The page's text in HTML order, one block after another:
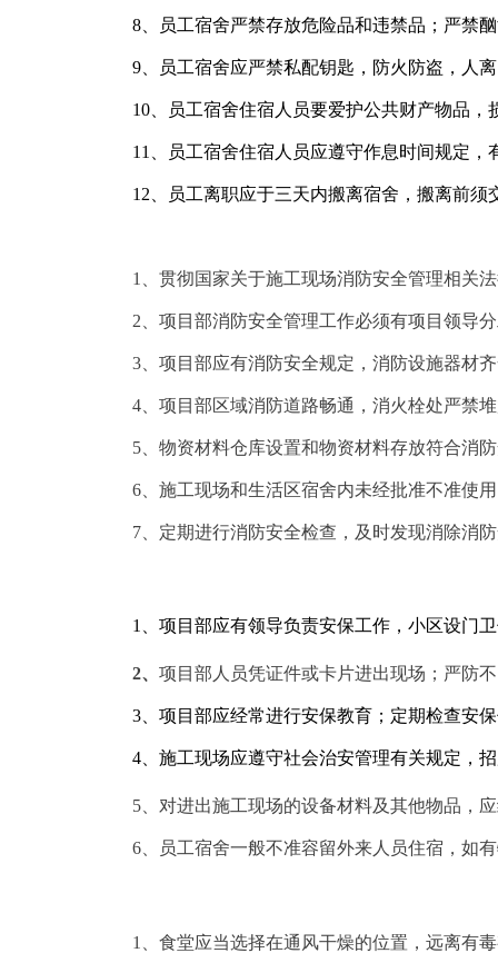
8、员工宿舍严禁存放危险品和违禁品； 严禁
9、员工宿舍应严禁私配钥匙， 防火防盗， 人
10、员工宿舍住宿人员要爱护公共财产物品 ，
11、员工宿舍住宿人员应遵守作息时间规定，
12、员工离职应于三天内搬离宿舍，搬离前须
1、贯彻国家关于施工现场消防安全管理相关
2、项目部消防安全管理工作必须有项目领导
3、项目部应有消防安全规定，消防设施器材
4、项目部区域消防道路畅通，消火栓处严禁
5、物资材料仓库设置和物资材料存放符合消
6、施工现场和生活区宿舍内未经批准不准使
7、定期进行消防安全检查，及时发现消除消
1、项目部应有领导负责安保工作，小区设门
2、 项目部人员凭证件或卡片进出现场；严防
3、项目部应经常进行安保教育；定期检查安
4、施工现场应遵守社会治安管理有关规定，
5、对进出施工现场的设备材料及其他物品，
6、员工宿舍一般不准容留外来人员住宿，如
1、食堂应当选择在通风干燥的位置，远离有